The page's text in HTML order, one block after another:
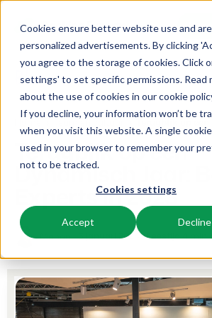
Cookies ensure better website use and
personalized advertisements. By clicking
you agree to the storage of cookies. Click
settings' to set specific permissions. Read
about the use of cookies in our cookie
If you decline, your information won’t be
when you visit this website. A single
used in your browser to remember your
not to be tracked.
Cookies settings
Accept Decline
Platform
BEX PMS
Reserveringssysteem
Beheer alle back office processen.
Adverteer jouw aanbod op een mix van
App Store
Integreer jouw favoriete apps en tools.
Oplossingen
Booking Experts voor:
Villa's, bungalows, chalets en boomhutten.
Hotelkamers, appartementen, B&Bs en
Resorts
Ski-, spa-, duik- en golfresorts.
Resources
Kennis
BEX Educate | Pro
Blijven leren, blijven leiden in de recreatie.
BEX Educate | NextGen
Kennis en groei voor de recreatie-expert van
Prijzen
Klantverhalen
BEX Overzicht
Blog
Blader in categoriëen
Nieuw
Klaar voor innovatie
Product
Van idee tot oplossing
Team en Cultuur
Marketing
Tips en werkwijzen
Home Team en cultuur
Terugblik op een
Dynamisch Jaar:
Experts in 2023
Manon 5 januari 2024 Leestijd 4 min